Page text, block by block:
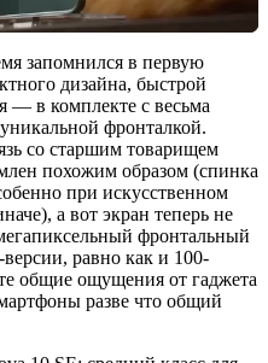
запомнился в первую
дизайна, быстрой
— в комплекте с весьма
фронталкой.
со старшим товарищем
похожим образом (спинка
при искусственном
а вот экран теперь не
фронтальный
равно как и 100-
общие ощущения от гаджета
разве что общий